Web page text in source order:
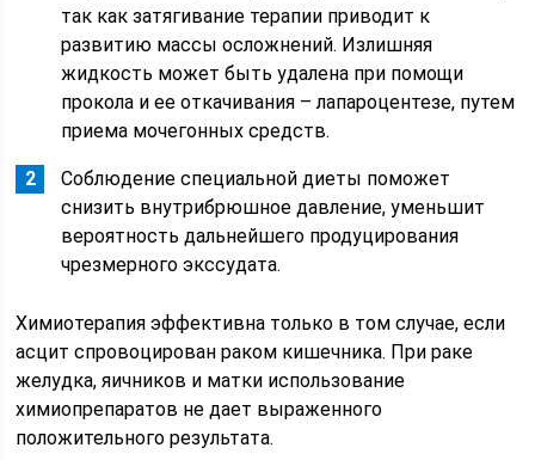
так как затягивание терапии приводит к
развитию массы осложнений. Излишняя
жидкость может быть удалена при помощи
прокола и ее откачивания – лапароцентезе, путем
приема мочегонных средств.
Соблюдение специальной диеты поможет
снизить внутрибрюшное давление, уменьшит
вероятность дальнейшего продуцирования
чрезмерного экссудата.
Химиотерапия эффективна только в том случае, если
асцит спровоцирован раком кишечника. При раке
желудка, яичников и матки использование
химиопрепаратов не дает выраженного
положительного результата.